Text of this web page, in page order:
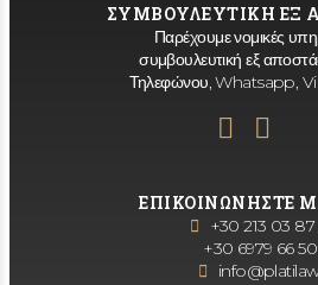
ΣΥΜΒΟΥΛΕΥΤΙΚΗ ΕΞ
Παρέχουμε νομικές
συμβουλευτική εξ
Τηλεφώνου, Whatsapp,
ΕΠΙΚΟΙΝΩΝΗΣΤΕ
+30 213 03
+30 6979 66